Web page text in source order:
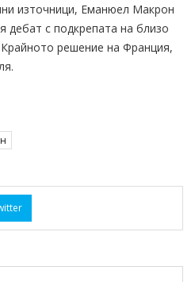
източници, Еманюел Макрон
дебат с подкрепата на близо
решение на Франция,